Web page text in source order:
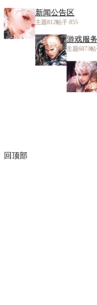
新闻公告区
主题812帖子 855
游戏服
主题6873
回顶部